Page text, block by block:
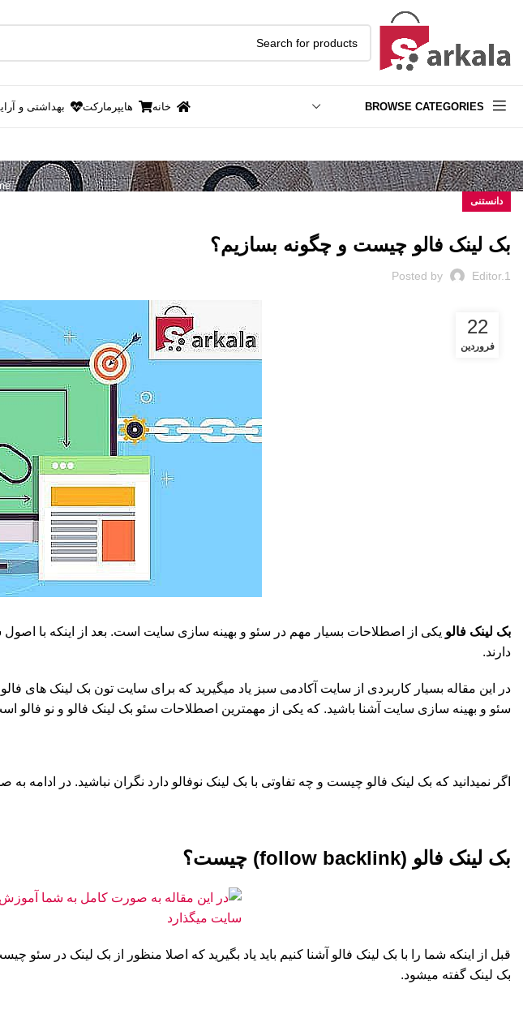
BROWSE CATEGORIES خانه هایپرمارکت بهداشتی و
دانستنی
بک لینک فالو چیست و چگونه بسازیم؟
Posted by Editor.1
22
فروردین
بک لینک فالو یکی از اصطلاحات بسیار مهم در سئو و بهینه سازی سایت است. بعد از اینکه با اصول
دارند.
در این مقاله بسیار کاربردی از سایت آکادمی سبز یاد میگیرید که برای سایت تون بک لینک های
سئو و بهینه سازی سایت آشنا باشید. که یکی از مهمترین اصطلاحات سئو بک لینک فالو و نو فالو
اگر نمیدانید که بک لینک فالو چیست و چه تفاوتی با بک لینک نوفالو دارد نگران نباشید. در ادامه به صورت کامل شما را با این 2 اصطلاح مهم و کاربردی سئو آشنا
بک لینک فالو (follow backlink) چیست؟
قبل از اینکه شما را با بک لینک فالو آشنا کنیم باید یاد بگیرید که اصلا منظور از بک لینک در سئو
بک لینک گفته میشود.